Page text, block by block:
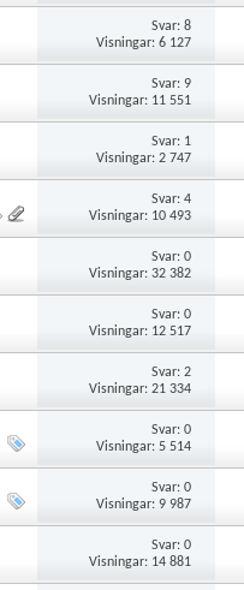
Svar:8
Visningar: 6 127
Svar:9
Visningar: 11 551
Svar: 1
Visningar: 2 747
Svar:4
Visningar: 10 493
Svar:0
Visningar: 32 382
Svar:0
Visningar: 12 517
Svar:2
Visningar: 21 334
Svar:0
Visningar: 5 514
Svar:0
Visningar: 9 987
Svar:0
Visningar: 14 881